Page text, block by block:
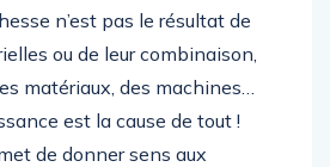
n’est pas le résultat de
ou de leur combinaison,
matériaux, des machines…
est la cause de tout !
de donner sens aux